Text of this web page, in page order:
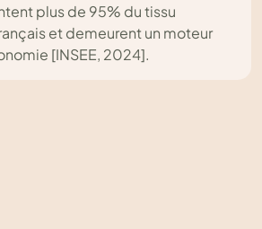
plus de 95% du tissu
et demeurent un moteur
[INSEE, 2024].